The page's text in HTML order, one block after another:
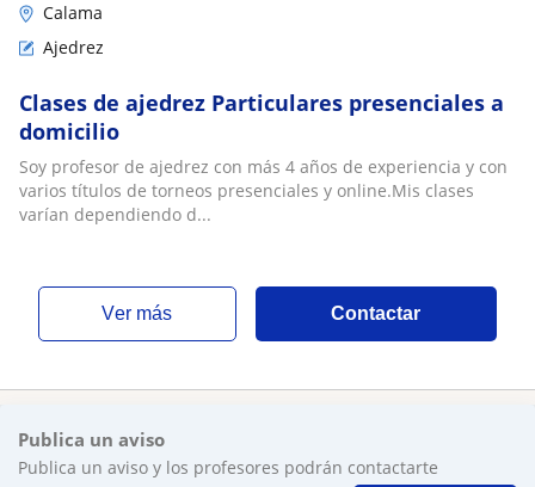
Calama
Ajedrez
Clases de ajedrez Particulares presenciales a
domicilio
Soy profesor de ajedrez con más 4 años de experiencia y con
varios títulos de torneos presenciales y online.Mis clases
varían dependiendo d...
ver más Contactar
Publica un aviso
Publica un aviso y los profesores podrán contactarte